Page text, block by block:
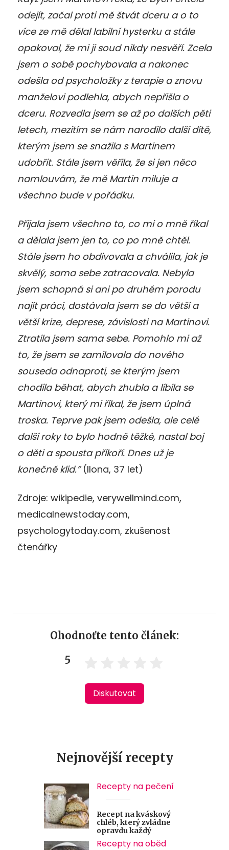
odejít, začal proti mě štvát dceru a o to
více ze mě dělal labilní hysterku a stále
opakoval, že mi ji soud nikdy nesvěří. Zcela
jsem o sobě pochybovala a nakonec
odešla od psycholožky z terapie a znovu
manželovi podlehla, abych nepřišla o
dceru. Rozvedla jsem se až po dalších pěti
letech, mezitím se nám narodilo další dítě,
kterým jsem se snažila s Martinem
udobřit. Stále jsem věřila, že si jen něco
namlouvám, že mě Martin miluje a
všechno bude v pořádku.
Přijala jsem všechno to, co mi o mně říkal
a dělala jsem jen to, co po mně chtěl.
Stále jsem ho obdivovala a chválila, jak je
skvělý, sama sebe zatracovala. Nebyla
jsem schopná si ani po druhém porodu
najít práci, dostávala jsem se do větší a
větší krize, deprese, závislosti na Martinovi.
Ztratila jsem sama sebe. Pomohlo mi až
to, že jsem se zamilovala do nového
souseda odnaproti, se kterým jsem
chodila běhat, abych zhubla a líbila se
Martinovi, který mi říkal, že jsem úplná
troska. Teprve pak jsem odešla, ale celé
další roky to bylo hodně těžké, nastal boj
o děti a spousta příkoří. Dnes už je
konečně klid.”(Ilona, 37 let)
Zdroje: wikipedie, verywellmind.com,
medicalnewstoday.com,
psychologytoday.com, zkušenost
čtenářky
Ohodnoťte tento článek:
5
Diskutovat
Nejnovější recepty
Recepty na pečení
Recept na kváskový
chléb, který zvládne
opravdu každý
Recepty na oběd